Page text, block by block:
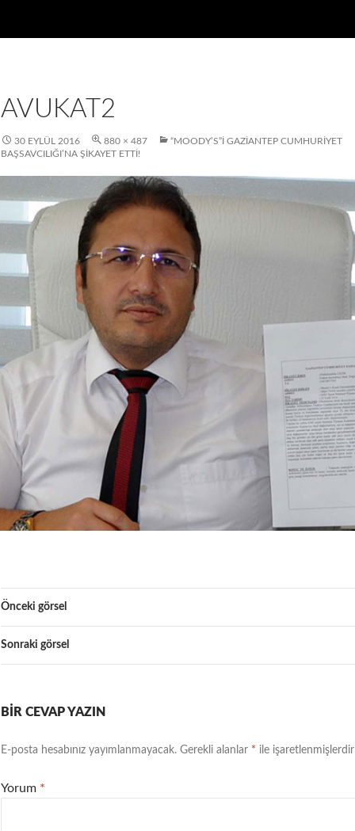
AVUKAT2
30 EYLÜL 2016 880 × 487
“MOODY’S”I GAZIANTEP CUMHURIYET
BAŞSAVCILIĞI’NA ŞIKAYET ETTI!
Önceki görsel
Sonraki görsel
BIR CEVAP YAZIN
E-posta hesabınız yayımlanmayacak. Gerekli alanlar * ile işaretlenmişlerdir
Yorum *